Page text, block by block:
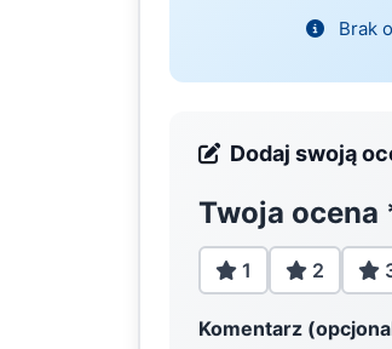
Brak
Dodaj swoją
Twoja ocena
1 2
Komentarz